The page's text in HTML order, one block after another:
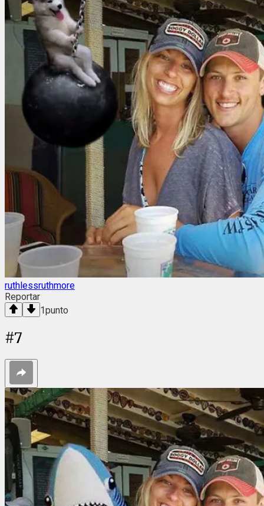
ruthlessruthmore
Reportar
1punto
#7